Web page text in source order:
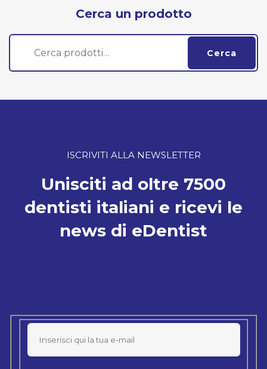
Cerca un prodotto
Cerca:
Cerca
ISCRIVITI ALLA NEWSLETTER
Unisciti ad oltre 7500
dentisti italiani e ricevi le
news di eDentist